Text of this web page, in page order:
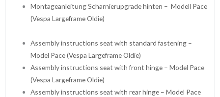
Montageanleitung Scharnierupgrade hinten – Modell Pace
(Vespa Largeframe Oldie)
Assembly instructions seat with standard fastening –
Model Pace(Vespa Largeframe Oldie)
Assembly instructions seat with front hinge – Model Pace
(Vespa Largeframe Oldie)
Assembly instructions seat with rear hinge – Model Pace